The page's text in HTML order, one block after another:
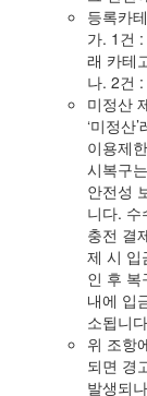
등록카
가. 1건
래 카테
나. 2건
미정산
‘미정산
이용제
시복구
안전성
니다. 수
충전 결
제 시 입
인 후 복
내에 입
소됩니
위 조항
되면 경
발생되